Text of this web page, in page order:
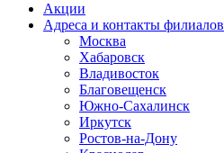
Акции
Адреса и контакты филиалов
Москва
Хабаровск
Владивосток
Благовещенск
Южно-Сахалинск
Иркутск
Ростов-на-Дону